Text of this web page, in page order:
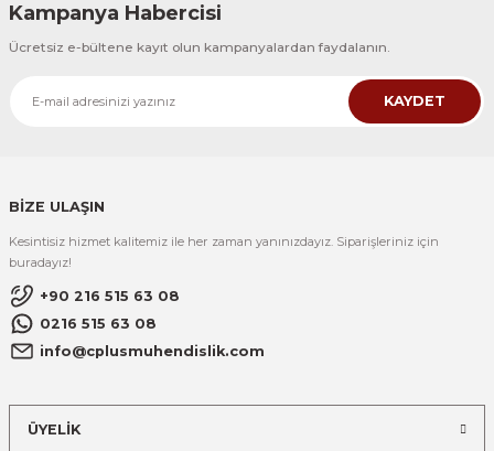
Kampanya Habercisi
Ücretsiz e-bültene kayıt olun kampanyalardan faydalanın.
KAYDET
BİZE ULAŞIN
Kesintisiz hizmet kalitemiz ile her zaman yanınızdayız. Siparişleriniz için
buradayız!
+90 216 515 63 08
0216 515 63 08
info@cplusmuhendislik.com
ÜYELİK